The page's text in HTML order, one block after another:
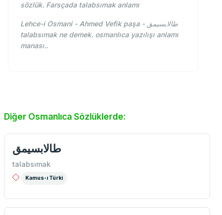
sözlük. Farsçada talabsımak anlamı
Lehce-i Osmani - Ahmed Vefik paşa - طالابسيمق
talabsımak ne demek. osmanlıca yazılışı anlamı
manası..
Diğer Osmanlıca Sözlüklerde:
طالابسیمق
talabsımak
Kamus-ı Türki